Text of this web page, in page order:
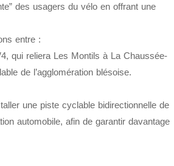
des usagers du vélo en offrant une
entre :
qui reliera Les Montils à La Chaussée-
de l’agglomération blésoise.
une piste cyclable bidirectionnelle de
automobile, afin de garantir davantage